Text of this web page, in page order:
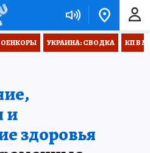
УКРАИНА: СВОДКА КП В
и
здоровья